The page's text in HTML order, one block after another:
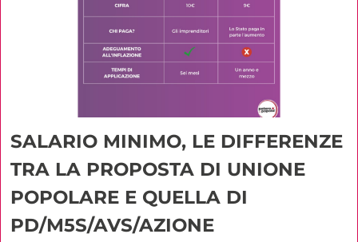
SALARIO MINIMO, LE DIFFERENZE
TRA LA PROPOSTA DI UNIONE
POPOLARE E QUELLA DI
PD/M5S/AVS/AZIONE